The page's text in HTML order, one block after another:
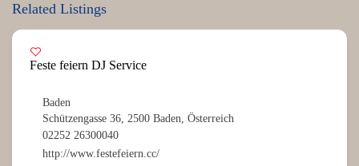
Related Listings
Feste feiern DJ Service
Baden
Schützengasse 36, 2500 Baden, Österreich
02252 26300040
http://www.festefeiern.cc/